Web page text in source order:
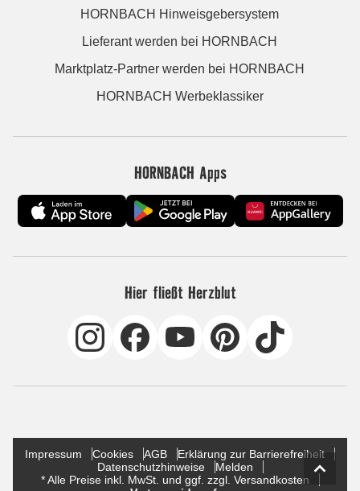
HORNBACH Hinweisgebersystem
Lieferant werden bei HORNBACH
Marktplatz-Partner werden bei HORNBACH
HORNBACH Werbeklassiker
HORNBACH Apps
Hier fließt Herzblut
Impressum Cookies AGB
Erklärung zur Barrierefreiheit
Datenschutzhinweise
Melden
* Alle Preise inkl. MwSt. und ggf. zzgl. Versandkosten